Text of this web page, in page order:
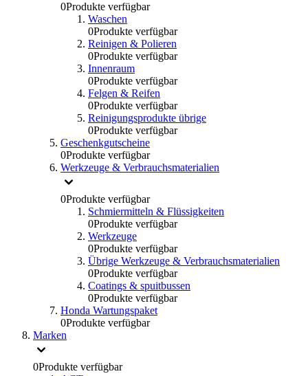
0Produkte verfügbar
Waschen
0Produkte verfügbar
Reinigen & Polieren
0Produkte verfügbar
Innenraum
0Produkte verfügbar
Felgen & Reifen
0Produkte verfügbar
Reinigungsprodukte übrige
0Produkte verfügbar
Geschenkgutscheine
0Produkte verfügbar
Werkzeuge & Verbrauchsmaterialien
0Produkte verfügbar
Schmiermitteln & Flüssigkeiten
0Produkte verfügbar
Werkzeuge
0Produkte verfügbar
Übrige Werkzeuge & Verbrauchsmaterialien
0Produkte verfügbar
Coatings & spuitbussen
0Produkte verfügbar
Honda Wartungspaket
0Produkte verfügbar
Marken
0Produkte verfügbar